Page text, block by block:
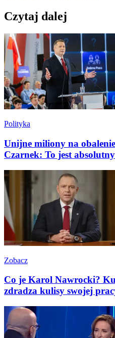
Czytaj dalej
Polityka
Unijne miliony na
Czarnek: To jest
Zobacz
Co je Karol Nawrocki?
zdradza kulisy swojej